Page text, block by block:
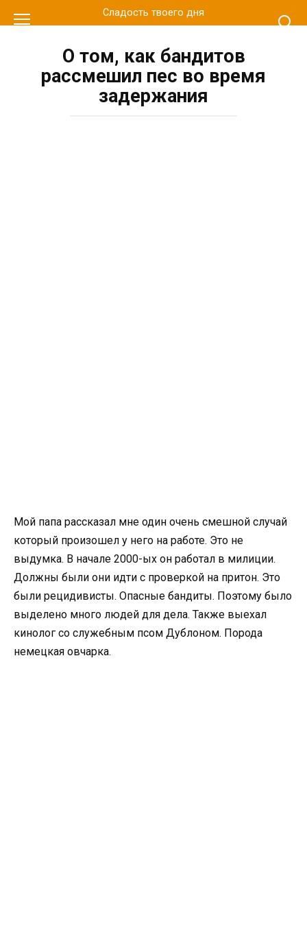
к
Сладость твоего дня
О том, как бандитов
рассмешил пес во время
задержания
Мой папа рассказал мне один очень смешной случай
который произошел у него на работе. Это не
выдумка. В начале 2000-ых он работал в милиции.
Должны были они идти с проверкой на притон. Это
были рецидивисты. Опасные бандиты. Поэтому было
выделено много людей для дела. Также выехал
кинолог со служебным псом Дублоном. Порода
немецкая овчарка.